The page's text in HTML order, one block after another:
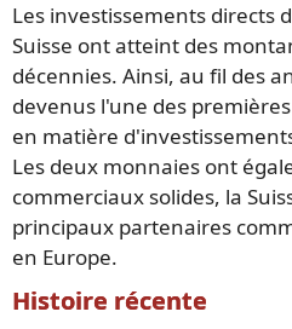
Les investissements directs
Suisse ont atteint des
décennies. Ainsi, au fil des
devenus l'une des
en matière
Les deux monnaies ont
commerciaux solides, la
principaux partenaires
en Europe.
Histoire récente